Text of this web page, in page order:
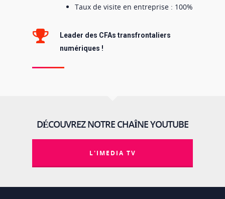
Taux de visite en entreprise : 100%
Leader des CFAs transfrontaliers
numériques !
DÉCOUVREZ NOTRE CHAÎNE YOUTUBE
L'IMEDIA TV